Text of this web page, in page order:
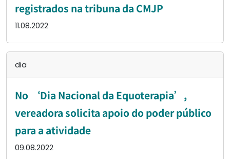
registrados na tribuna da CMJP
11.08.2022
dia
No ‘Dia Nacional da Equoterapia’,
vereadora solicita apoio do poder público
para a atividade
09.08.2022